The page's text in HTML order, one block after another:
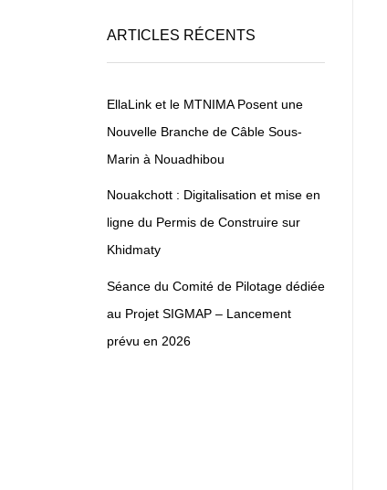
ARTICLES RÉCENTS
EllaLink et le MTNIMA Posent une
Nouvelle Branche de Câble Sous-
Marin à Nouadhibou
Nouakchott : Digitalisation et mise en
ligne du Permis de Construire sur
Khidmaty
Séance du Comité de Pilotage dédiée
au Projet SIGMAP – Lancement
prévu en 2026